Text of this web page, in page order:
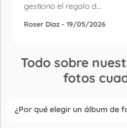
gestiono el regalo d...
Roser Diaz - 19/05/2026
Todo sobre
fotos
¿Por qué elegir un álbum de